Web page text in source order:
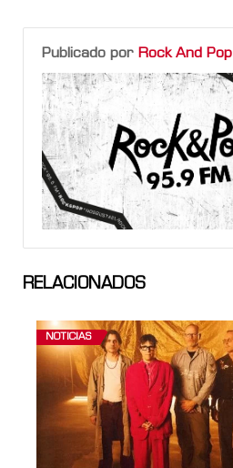
Publicado por Rock And Pop
RELACIONADOS
NOTICIAS